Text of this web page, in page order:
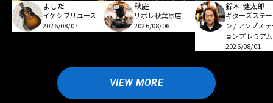
よしだ
イケシブリユース
2026/08/07
秋庭
リボレ秋葉原店
2026/08/06
鈴木 健太郎
ギターズステ
ン / アンプス
ョンプレミアム
2026/08/01
VIEW MORE